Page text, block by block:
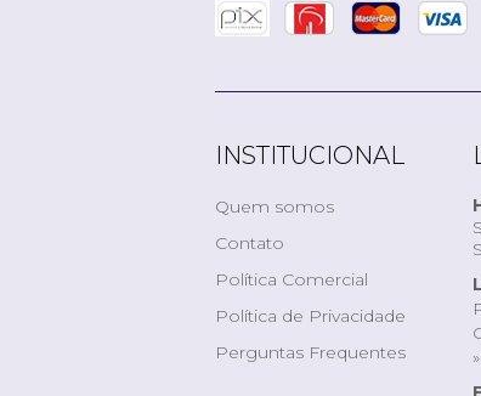
INSTITUCIONAL
Quem somos
Contato
Política Comercial
Política de Privacidade
Perguntas Frequentes